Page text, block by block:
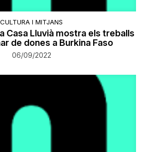
CULTURA I MITJANS
Casa Lluvià mostra els treballs
de dones a Burkina Faso
06/09/2022